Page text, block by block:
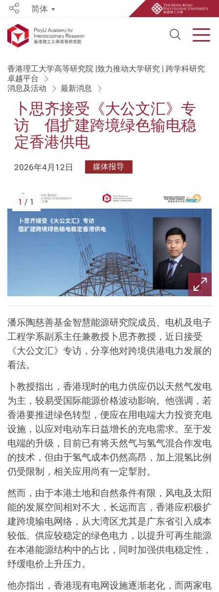
Open
Share简体
香港理工大学高等研究院 |致力推动大学研究 | 跨学科研究
卓越平台
消息及活动
最新消息
卜思齐接受《大公文汇》专
访 倡扩建跨境绿色输电稳
定香港供电
2026年4月12日 媒体报导
1 / 1
潘乐陶慈善基金智慧能源研究院成员、电机及电子
工程学系副系主任兼教授卜思齐教授，近日接受
《大公文汇》专访，分享他对跨境供港电力发展的
看法。
卜教授指出，香港现时的电力供应仍以天然气发电
为主，较易受国际能源价格波动影响。 他强调，若
香港要推进绿色转型，便应在用电端大力投资充电
设施，以应对电动车日益增长的充电需求。至于发
电端的升级，目前已有将天然气与氢气混合作发电
的技术，但由于氢气成本仍然高昂，加上混氢比例
仍受限制，相关应用尚有一定掣肘。
然而，由于本港土地和自然条件有限，风电及太阳
能的发展空间相对不大，长远而言，香港应积极扩
建跨境输电网络，从大湾区尤其是广东省引入成本
较低、供应较稳定的绿色电力，以提升可再生能源
在本港能源结构中的占比，同时加强供电稳定性，
纾缓电价上升压力。
他亦指出，香港现有电网设施逐渐老化，而两家电